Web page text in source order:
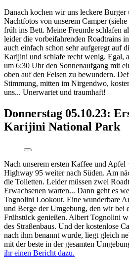
Danach kochen wir uns leckere Burger
Nachtfotos von unserem Camper
früh ins Bett. Meine Freunde schlafen
leider die vorbeifahrenden Roadtrains
auch einfach schon sehr aufgeregt auf
Karijini und schlafe recht wenig. Egal,
um 6:30 Uhr den Sonnenaufgang mit
oben auf den Felsen zu bewundern.
Stimmung, mitten im Nirgendwo,
uns... Unerwartet und traumhaft!
Donnerstag 05.10.23:
Karijini National Park
Nach unserem ersten Kaffee und
Highway 95 weiter nach Süden. Am
die Toiletten. Leider müssen zwei
Erwachsenen warten... Dann geht es
Tognolini Lookout. Eine wunderbare
und Berge der Umgebung, den wir bei
Frühstück genießen. Albert Tognolini
des Straßenbaus. Und der kostenlose
nach ihm benannt wurde, liegt gleich
mit der beste in der gesamten
ihr einen Bericht dazu.